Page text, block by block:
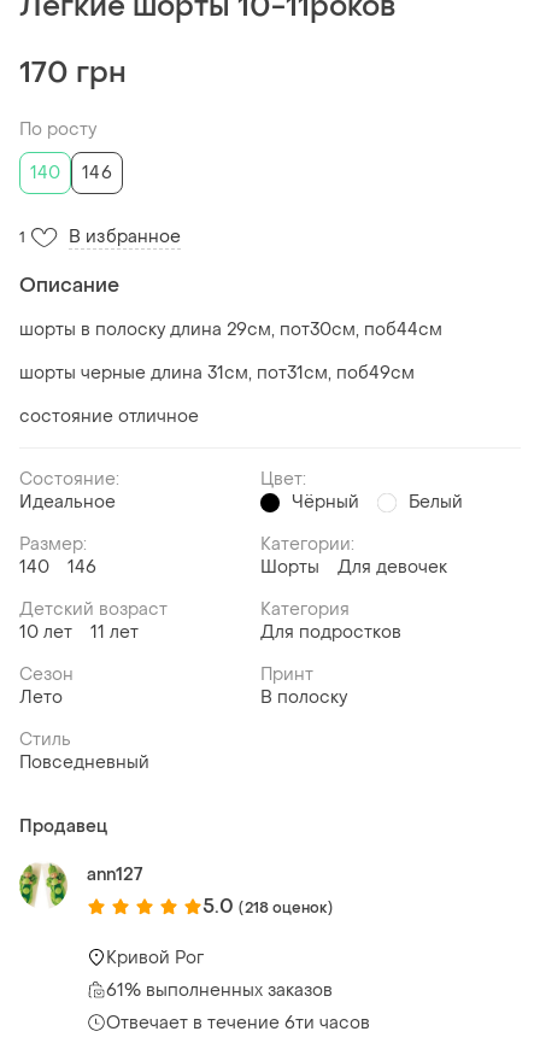
170 грн
По росту
140
146
1 В избранное
Описание
шорты в полоску длина 29см, пот30см, поб44см
шорты черные длина 31см, пот31см, поб49см
состояние отличное
Состояние:
Идеальное
Цвет:
Чёрный
Белый
Размер:
140
146
Категории:
Шорты
Для девочек
Детский возраст
10 лет
11 лет
Категория
Для подростков
Сезон
Лето
Принт
В полоску
Стиль
Повседневный
Продавец
ann127
5.0 (218 оценок)
Кривой Рог
61% выполненных заказов
Отвечает в течение 6ти часов